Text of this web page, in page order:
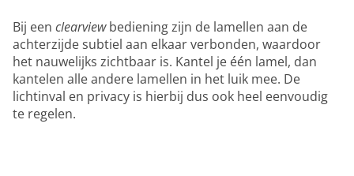
Bij een clearviewbediening zijn de lamellen aan de
achterzijde subtiel aan elkaar verbonden, waardoor
het nauwelijks zichtbaar is. Kantel je één lamel, dan
kantelen alle andere lamellen in het luik mee. De
lichtinval en privacy is hierbij dus ook heel eenvoudig
te regelen.